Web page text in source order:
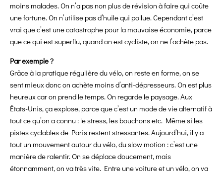
moins malades. On n’a pas non plus de révision à faire qui coûte
une fortune. On n’utilise pas d’huile qui pollue. Cependant c’est
vrai que c’est une catastrophe pour la mauvaise économie, parce
que ce qui est superflu, quand on est cycliste, on ne l’achète pas.
Par exemple ?
Grâce à la pratique régulière du vélo, on reste en forme, on se
sent mieux donc on achète moins d’anti-dépresseurs. On est plus
heureux car on prend le temps. On regarde le paysage. Aux
États-Unis, ça explose, parce que c’est un mode de vie alternatif à
tout ce qu’on a connu : le stress, les bouchons etc. Même si les
pistes cyclables de Paris restent stressantes. Aujourd’hui, il y a
tout un mouvement autour du vélo, du slow motion : c’est une
manière de ralentir. On se déplace doucement, mais
étonnamment, on va très vite. Entre une voiture et un vélo, on va